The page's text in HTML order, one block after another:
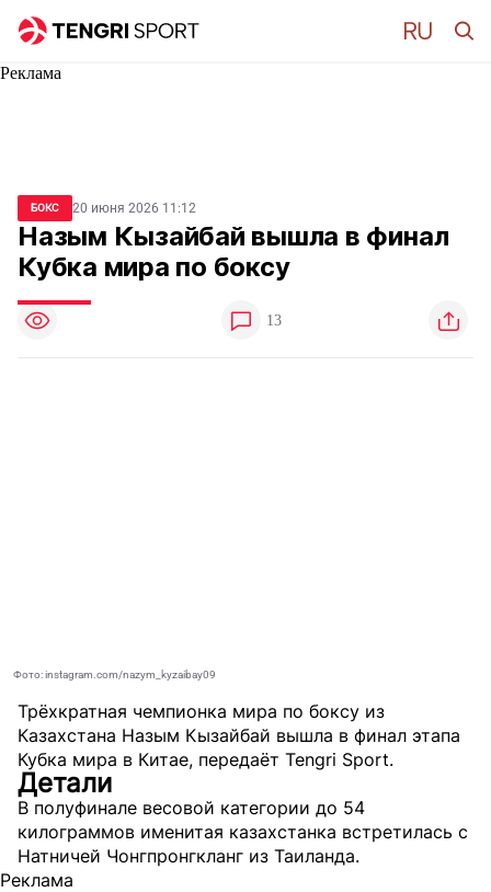
Реклама
БОКС 20 июня 2026 11:12
Назым Кызайбай вышла в финал
Кубка мира по боксу
13
Фото: instagram.com/nazym_kyzaibay09
Трёхкратная чемпионка мира по боксу из
Казахстана Назым Кызайбай вышла в финал этапа
Кубка мира в Китае, передаёт Tengri Sport.
Детали
В полуфинале весовой категории до 54
килограммов именитая казахстанка встретилась с
Натничей Чонгпронгкланг из Таиланда.
Реклама